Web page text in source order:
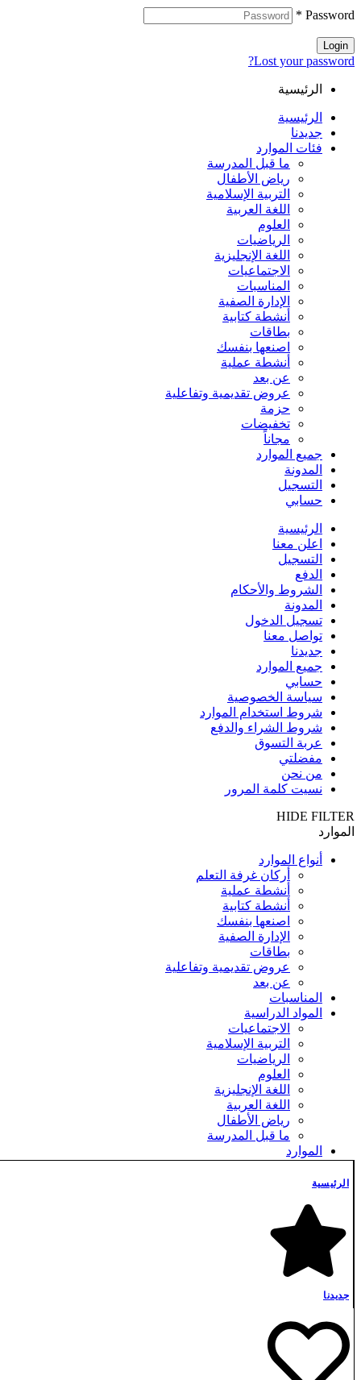
الرئيسية
جديدنا
Password
*
Login
Lost your password?
الرئيسية
الرئيسية
جديدنا
فئات الموارد
ما قبل المدرسة
رياض الأطفال
التربية الإسلامية
اللغة العربية
العلوم
الرياضيات
اللغة الإنجليزية
الاجتماعيات
المناسبات
الإدارة الصفية
أنشطة كتابية
بطاقات
اصنعها بنفسك
أنشطة عملية
عن بعد
عروض تقديمية وتفاعلية
حزمة
تخفيضات
مجاناً
جميع الموارد
المدونة
التسجيل
حسابي
الرئيسية
اعلن معنا
التسجيل
الدفع
الشروط والأحكام
المدونة
تسجيل الدخول
تواصل معنا
جديدنا
جميع الموارد
حسابي
سياسة الخصوصية
شروط استخدام الموارد
شروط الشراء والدفع
عربة التسوق
مفضلتي
من نحن
نسيت كلمة المرور
HIDE FILTER
الموارد
أنواع الموارد
أركان غرفة التعلم
أنشطة عملية
أنشطة كتابية
اصنعها بنفسك
الإدارة الصفية
بطاقات
عروض تقديمية وتفاعلية
عن بعد
المناسبات
المواد الدراسية
الاجتماعيات
التربية الإسلامية
الرياضيات
العلوم
اللغة الإنجليزية
اللغة العربية
رياض الأطفال
ما قبل المدرسة
الموارد
حزمة
فلترة حسب السعر
أدنى سعر
الموارد المميزة
سجل حضوري اليومي
الإدارة الصفية
أساور كيف كان يومك